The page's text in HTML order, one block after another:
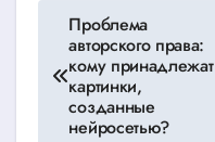
Навигация
записям
Проблема
авторского права:
кому принадлежат
картинки,
созданные
нейросетью?